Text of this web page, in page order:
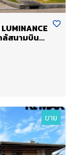
ล้สนามบิน
ขาย